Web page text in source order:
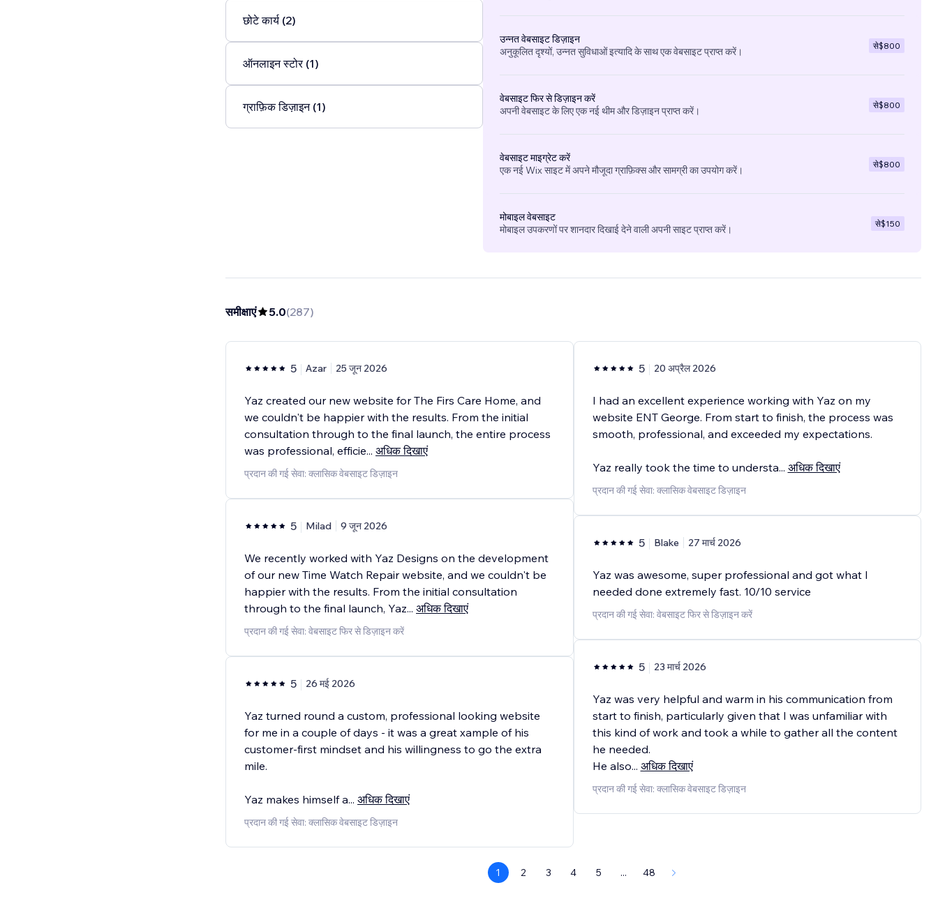
छोटे कार्य (2)
ऑनलाइन स्टोर (1)
ग्राफ़िक डिज़ाइन (1)
उन्नत वेबसाइट डिज़ाइन
अनुकूलित दृश्यों, उन्नत सुविधाओं इत्यादि के साथ एक वेबसाइट प्राप्त करें।
से$800
वेबसाइट फिर से डिज़ाइन करें
अपनी वेबसाइट के लिए एक नई थीम और डिज़ाइन प्राप्त करें।
से$800
वेबसाइट माइग्रेट करें
एक नई Wix साइट में अपने मौजूदा ग्राफ़िक्स और सामग्री का उपयोग करें।
से$800
मोबाइल वेबसाइट
मोबाइल उपकरणों पर शानदार दिखाई देने वाली अपनी साइट प्राप्त करें।
से$150
समीक्षाएं 5.0(287)
5 Azar 25 जून 2026
Yaz created our new website for The Firs Care Home, and
we couldn't be happier with the results. From the initial
consultation through to the final launch, the entire process
was professional, efficie... अधिक दिखाएं
प्रदान की गई सेवा: क्लासिक वेबसाइट डिज़ाइन
5 Milad 9 जून 2026
We recently worked with Yaz Designs on the development
of our new Time Watch Repair website, and we couldn't be
happier with the results. From the initial consultation
through to the final launch, Yaz... अधिक दिखाएं
प्रदान की गई सेवा: वेबसाइट फिर से डिज़ाइन करें
5 26 मई 2026
Yaz turned round a custom, professional looking website
for me in a couple of days - it was a great xample of his
customer-first mindset and his willingness to go the extra
mile.
Yaz makes himself a... अधिक दिखाएं
प्रदान की गई सेवा: क्लासिक वेबसाइट डिज़ाइन
5 20 अप्रैल 2026
I had an excellent experience working with Yaz on my
website ENT George. From start to finish, the process was
smooth, professional, and exceeded my expectations.
Yaz really took the time to understa... अधिक दिखाएं
प्रदान की गई सेवा: क्लासिक वेबसाइट डिज़ाइन
5 Blake 27 मार्च 2026
Yaz was awesome, super professional and got what I
needed done extremely fast. 10/10 service
प्रदान की गई सेवा: वेबसाइट फिर से डिज़ाइन करें
5 23 मार्च 2026
Yaz was very helpful and warm in his communication from
start to finish, particularly given that I was unfamiliar with
this kind of work and took a while to gather all the content
he needed.
He also... अधिक दिखाएं
प्रदान की गई सेवा: क्लासिक वेबसाइट डिज़ाइन
1 2 3 4 5 ... 48